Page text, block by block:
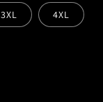
3XL 4XL